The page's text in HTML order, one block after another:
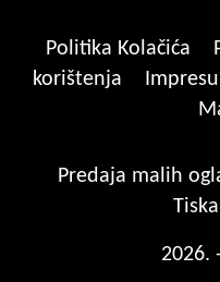
Politika Kolačića
korištenja
Predaja malih
2026.